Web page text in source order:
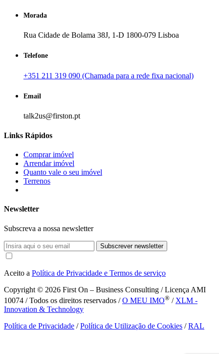
Morada
Rua Cidade de Bolama 38J, 1-D 1800-079 Lisboa
Telefone
+351 211 319 090 (Chamada para a rede fixa nacional)
Email
talk2us@firston.pt
Links Rápidos
Comprar imóvel
Arrendar imóvel
Quanto vale o seu imóvel
Terrenos
Newsletter
Subscreva a nossa newsletter
Subscrever newsletter
Aceito a Política de Privacidade e Termos de serviço
Copyright © 2026 First On – Business Consulting / Licença AMI
10074 / Todos os direitos reservados /O MEU IMO® / XLM -
Innovation & Technology
Política de Privacidade /Política de Utilização de Cookies /RAL